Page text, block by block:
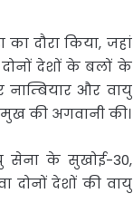
दौरा किया, जहां
दोनों देशों के बलों के
और वायु
की अगवानी की।
सेना के सुखोई-30,
दोनों देशों की वायु